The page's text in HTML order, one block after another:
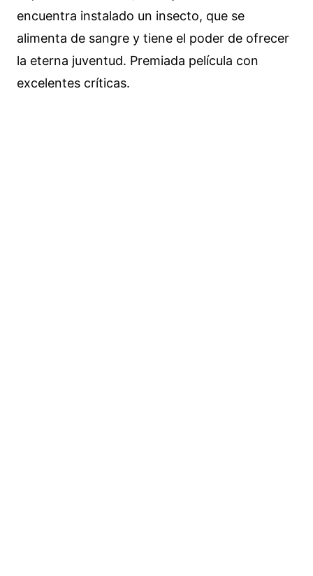
encuentra instalado un insecto, que se
alimenta de sangre y tiene el poder de ofrecer
la eterna juventud. Premiada película con
excelentes críticas.